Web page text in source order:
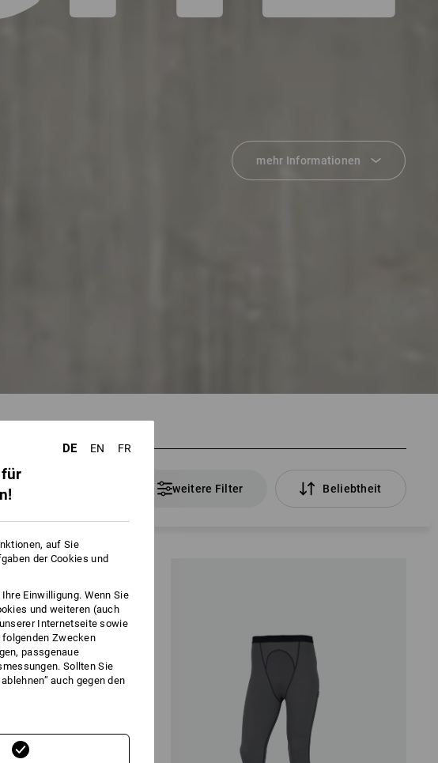
mehr Informationen
weitere Filter Beliebtheit
DE EN FR
auf Sie
der Cookies und
Einwilligung. Wenn Sie
und weiteren (auch
Internetseite sowie
folgenden Zwecken
passgenaue
Sollten Sie
auch gegen den